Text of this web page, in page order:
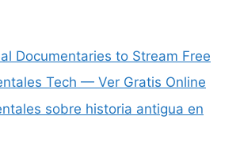
Documentaries to Stream Free
Tech — Ver Gratis Online
sobre historia antigua en